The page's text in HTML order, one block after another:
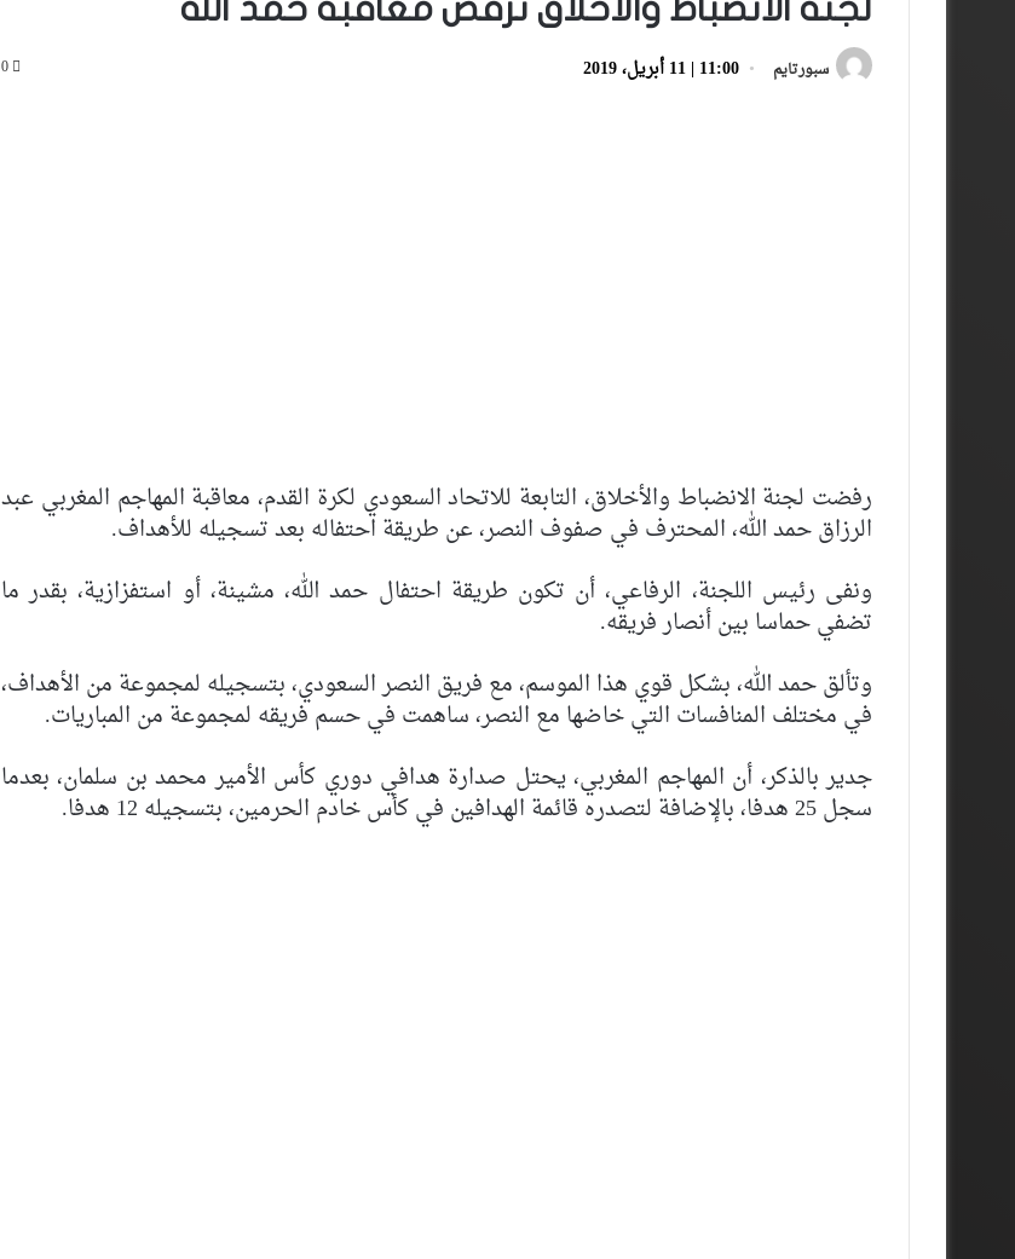
لجنة الانضباط والأخلاق ترفض معاقبة حمد الله
سبورتايم 11:00 | 11 أبريل، 2019 0
رفضت لجنة الانضباط والأخلاق، التابعة للاتحاد السعودي لكرة القدم، معاقبة المهاجم المغربي عبد
الرزاق حمد الله، المحترف في صفوف النصر، عن طريقة احتفاله بعد تسجيله للأهداف.
ونفى رئيس اللجنة، الرفاعي، أن تكون طريقة احتفال حمد الله، مشينة، أو استفزازية، بقدر ما
تضفي حماسا بين أنصار فريقه.
وتألق حمد الله، بشكل قوي هذا الموسم، مع فريق النصر السعودي، بتسجيله لمجموعة من الأهداف،
في مختلف المنافسات التي خاضها مع النصر، ساهمت في حسم فريقه لمجموعة من المباريات.
جدير بالذكر، أن المهاجم المغربي، يحتل صدارة هدافي دوري كأس الأمير محمد بن سلمان، بعدما
سجل 25 هدفا، بالإضافة لتصدره قائمة الهدافين في كأس خادم الحرمين، بتسجيله 12 هدفا.